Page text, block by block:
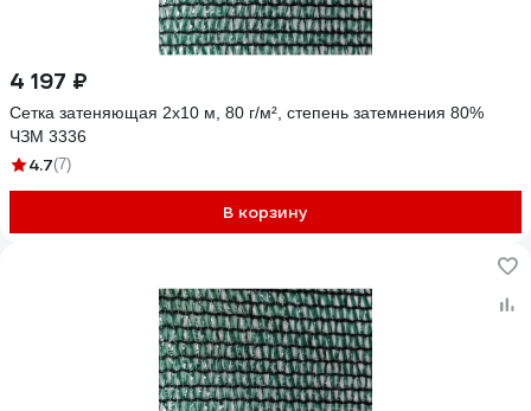
4 197 ₽
Сетка затеняющая 2x10 м, 80 г/м², степень затемнения 80%
ЧЗМ 3336
4.7(7)
В корзину